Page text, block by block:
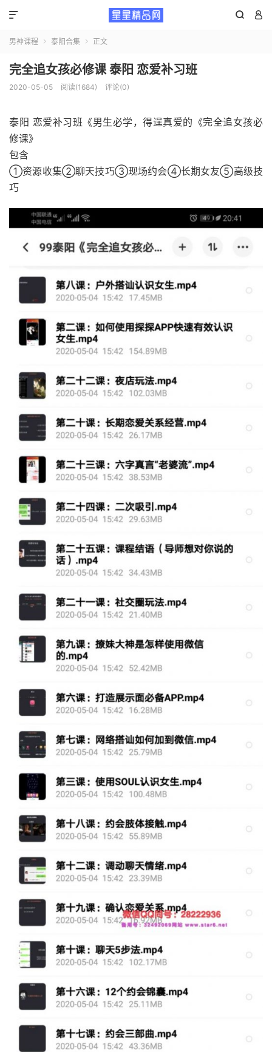
 

男神课程  泰阳合集  正文
完全追女孩必修课 泰阳 恋爱补习班
2020-05-05 阅读(1684) 评论(0)
泰阳 恋爱补习班《男生必学，得逞真爱的《完全追女孩必
修课》
包含
①资源收集②聊天技巧③现场约会④长期女友⑤高级技
巧